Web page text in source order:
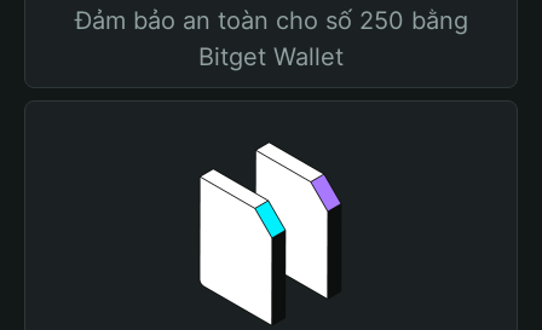
Đảm bảo an toàn cho số 250 bằng
Bitget Wallet